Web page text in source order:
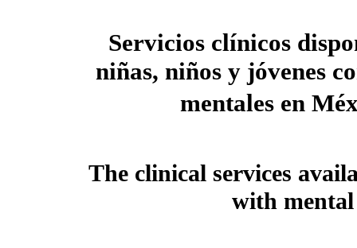
Servicios clínicos
niñas, niños y jóvenes
mentales en
The clinical services
with mental